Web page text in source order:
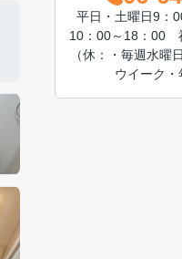
平日・土曜日9：
10：00～18：00
（休：・毎週水曜
ウイーク